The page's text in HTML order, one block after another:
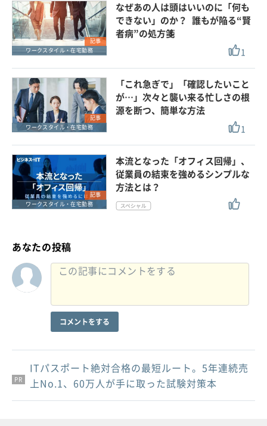
記事
ワークスタイル・在宅勤務
なぜあの人は頭はいいのに「何も
できない」のか？ 誰もが陥る“賢
者病”の処方箋
1
記事
ワークスタイル・在宅勤務
「これ急ぎで」「確認したいこと
が…」次々と襲い来る忙しさの根
源を断つ、簡単な方法
1
記事
ワークスタイル・在宅勤務
本流となった「オフィス回帰」、
従業員の結束を強めるシンプルな
方法とは？
あなたの投稿
コメントをする
PR
PR
PR
ITパスポート絶対合格の最短ルート。5年連続売
上No.1、60万人が手に取った試験対策本